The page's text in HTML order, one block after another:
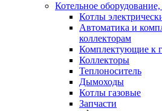
Котельное
Котлы
Автоматика и
коллекторам
Комплектующие к
Коллекторы
Теплоноситель
Дымоходы
Котлы газовые
Запчасти